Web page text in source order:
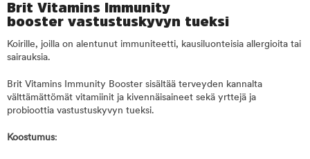
Brit Vitamins Immunity
booster vastustuskyvyn tueksi
Koirille, joilla on alentunut immuniteetti, kausiluonteisia allergioita tai
sairauksia.
Brit Vitamins Immunity Booster sisältää terveyden kannalta
välttämättömät vitamiinit ja kivennäisaineet sekä yrttejä ja
probioottia vastustuskyvyn tueksi.
Koostumus: